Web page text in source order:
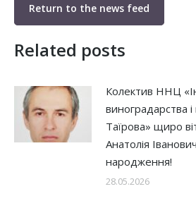
Return to the news feed
Related posts
Колектив ННЦ
виноградарства
Таїрова» щиро
Анатолія
народження!
28.05.2026